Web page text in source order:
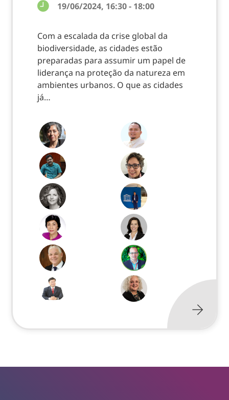
19/06/2024, 16:30 - 18:00
Com a escalada da crise global da
biodiversidade, as cidades estão
preparadas para assumir um papel de
liderança na proteção da natureza em
ambientes urbanos. O que as cidades
já…